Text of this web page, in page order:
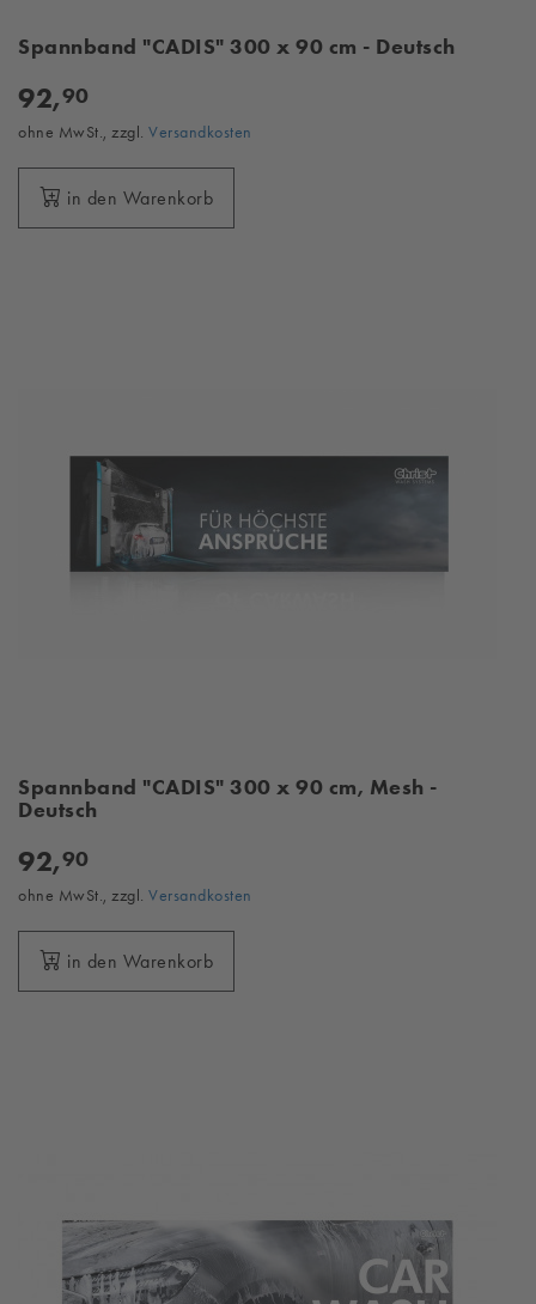
Spannband "CADIS" 300 x 90 cm - Deutsch
92,90
ohne MwSt., zzgl. Versandkosten
in den Warenkorb
Spannband "CADIS" 300 x 90 cm, Mesh -
Deutsch
92,90
ohne MwSt., zzgl. Versandkosten
in den Warenkorb